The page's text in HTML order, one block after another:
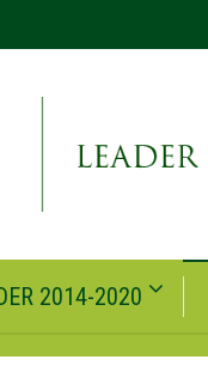
2014-2020